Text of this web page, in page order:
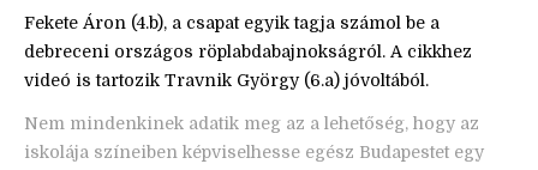
Fekete Áron (4.b), a csapat egyik tagja számol be a
debreceni országos röplabdabajnokságról. A cikkhez
videó is tartozik Travnik György (6.a) jóvoltából.
Nem mindenkinek adatik meg az a lehetőség, hogy az
iskolája színeiben képviselhesse egész Budapestet egy